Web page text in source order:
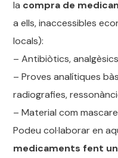
la compra de
a ells, inaccessibles
locals):
– Antibiòtics,
– Proves analítiques
radiografies,
– Material com
Podeu col·laborar en
medicaments fent